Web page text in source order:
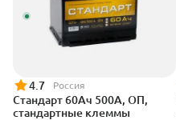
4.7 Россия
Стандарт 60Ач 500А, ОП,
стандартные клеммы